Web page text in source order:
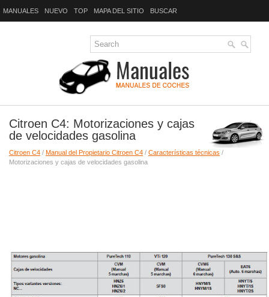
MANUALES NUEVO TOP MAPA DEL SITIO BUSCAR
Citroen C4: Motorizaciones y cajas
de velocidades gasolina
Citroen C4 / Manual del Propietario Citroen C4 / Características técnicas /
Motorizaciones y cajas de velocidades gasolina